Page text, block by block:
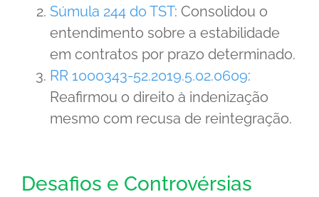
Súmula 244 do TST: Consolidou o
entendimento sobre a estabilidade
em contratos por prazo determinado.
RR 1000343-52.2019.5.02.0609:
Reafirmou o direito à indenização
mesmo com recusa de reintegração.
Desafios e Controvérsias